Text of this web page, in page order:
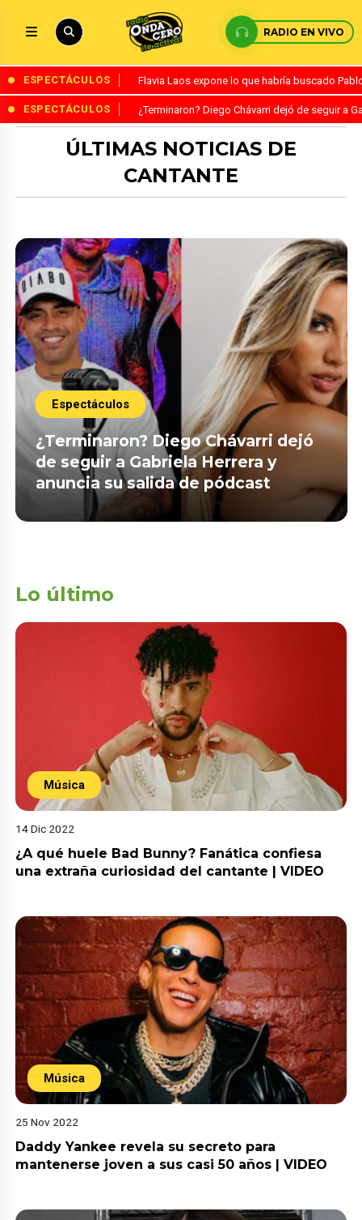
RADIO EN VIVO
ESPECTÁCULOS Flavia Laos expone lo que habría buscado
ESPECTÁCULOS ¿Terminaron? Diego Chávarri dejó de seguir a
ÚLTIMAS NOTICIAS DE
CANTANTE
Espectáculos
¿Terminaron? Diego Chávarri dejó
de seguir a Gabriela Herrera y
anuncia su salida de pódcast
Lo último
Música
14 Dic 2022
¿A qué huele Bad Bunny? Fanática confiesa
una extraña curiosidad del cantante | VIDEO
Música
25 Nov 2022
Daddy Yankee revela su secreto para
mantenerse joven a sus casi 50 años | VIDEO